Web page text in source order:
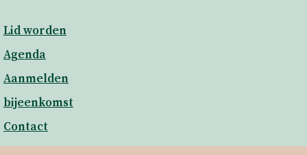
Lid worden
Agenda
Aanmelden
bijeenkomst
Contact